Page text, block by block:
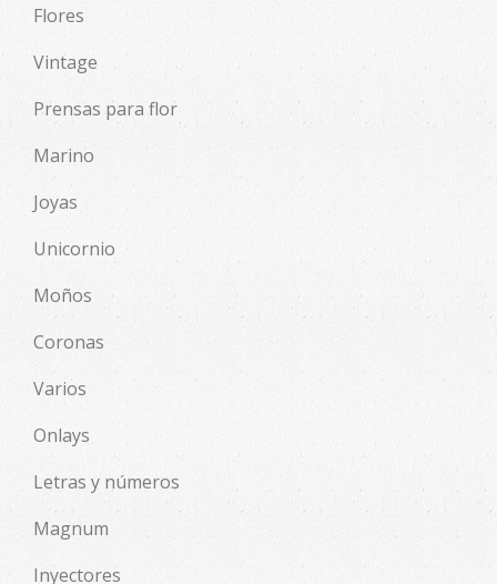
Flores
Vintage
Prensas para flor
Marino
Joyas
Unicornio
Moños
Coronas
Varios
Onlays
Letras y números
Magnum
Inyectores